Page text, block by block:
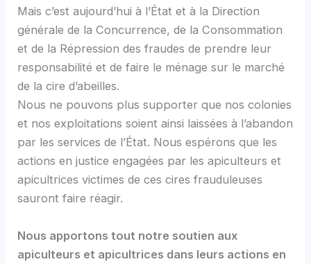
Mais c’est aujourd’hui à l’État et à la Direction
générale de la Concurrence, de la Consommation
et de la Répression des fraudes de prendre leur
responsabilité et de faire le ménage sur le marché
de la cire d’abeilles.
Nous ne pouvons plus supporter que nos colonies
et nos exploitations soient ainsi laissées à l’abandon
par les services de l’État. Nous espérons que les
actions en justice engagées par les apiculteurs et
apicultrices victimes de ces cires frauduleuses
sauront faire réagir.
Nous apportons tout notre soutien aux
apiculteurs et apicultrices dans leurs actions en